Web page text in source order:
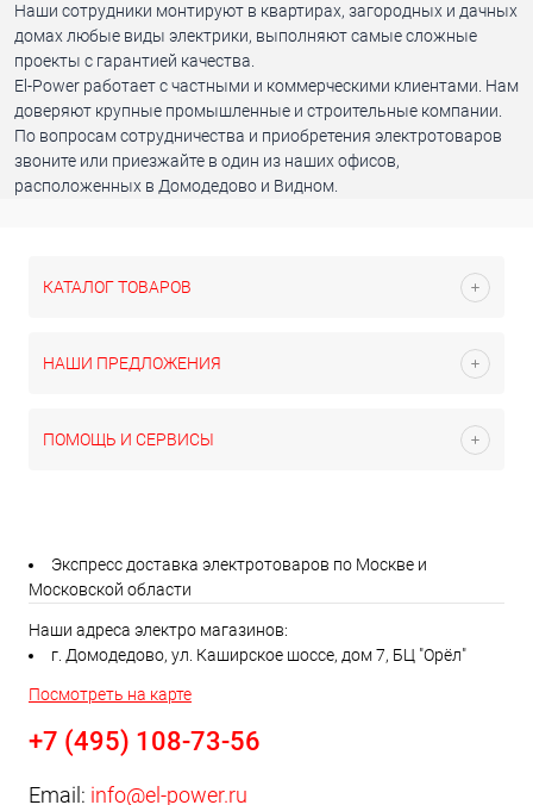
Наши сотрудники монтируют в квартирах, загородных и дачных
домах любые виды электрики, выполняют самые сложные
проекты с гарантией качества.
El-Power работает с частными и коммерческими клиентами. Нам
доверяют крупные промышленные и строительные компании.
По вопросам сотрудничества и приобретения электротоваров
звоните или приезжайте в один из наших офисов,
расположенных в Домодедово и Видном.
КАТАЛОГ ТОВАРОВ
НАШИ ПРЕДЛОЖЕНИЯ
ПОМОЩЬ И СЕРВИСЫ
Экспресс доставка электротоваров по Москве и
Московской области
Наши адреса электро магазинов:
г. Домодедово, ул. Каширское шоссе, дом 7, БЦ "Орёл"
Посмотреть на карте
+7 (495) 108-73-56
Email: info@el-power.ru